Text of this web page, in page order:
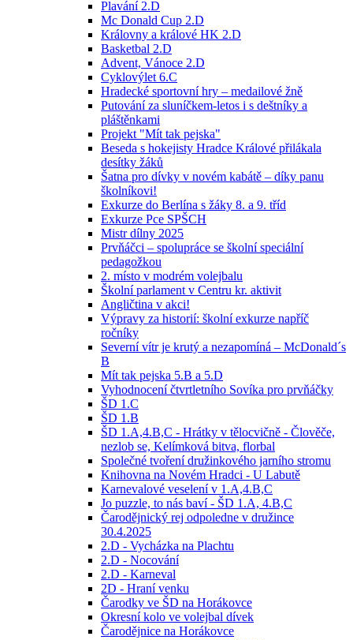
Plavání 2.D
Mc Donald Cup 2.D
Královny a králové HK 2.D
Basketbal 2.D
Advent, Vánoce 2.D
Cyklovýlet 6.C
Hradecké sportovní hry – medailové žně
Putování za sluníčkem-letos i s deštníky a
pláštěnkami
Projekt "Mít tak pejska"
Beseda s hokejisty Hradce Králové přilákala
desítky žáků
Šatna pro dívky v novém kabátě – díky panu
školníkovi!
Exkurze do Berlína s žáky 8. a 9. tříd
Exkurze Pce SPŠCH
Mistr dílny 2025
Prvňáčci – spolupráce se školní speciální
pedagožkou
2. místo v modrém volejbalu
Školní parlament v Centru kr. aktivit
Angličtina v akci!
Výpravy za historií: školní exkurze napříč
ročníky
Severní vítr je krutý a nezapomíná – McDonald´s
B
Mít tak pejska 5.B a 5.D
Vyhodnocení čtvrtletního Sovíka pro prvňáčky
ŠD 1.C
ŠD 1.B
ŠD 1.A,4.B,C - Hrátky v tělocvičně - Člověče,
nezlob se, Kelímková bitva, florbal
Společné tvoření družinkového jarního stromu
Knihovna na Novém Hradci - U Labutě
Karnevalové veselení v 1.A,4.B,C
Jo puzzle, to nás baví - ŠD 1.A, 4.B,C
Čarodějnický rej odpoledne v družince
30.4.2025
2.D - Vycházka na Plachtu
2.D - Nocování
2.D - Karneval
2D - Hraní venku
Čarodky ve ŠD na Horákovce
Okresní kolo ve volejbal dívek
Čarodějnice na Horákovce